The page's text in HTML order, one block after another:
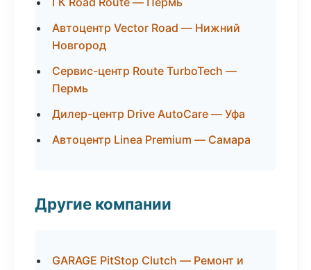
Автоцентр Vector Road — Нижний
Новгород
Сервис-центр Route TurboTech —
Пермь
Дилер-центр Drive AutoCare — Уфа
Автоцентр Linea Premium — Самара
Другие компании
GARAGE PitStop Clutch — Ремонт и